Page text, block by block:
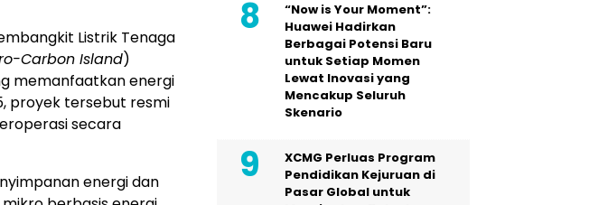
Listrik Tenaga
Carbon Island)
memanfaatkan energi
proyek tersebut resmi
secara
energi dan
“Now is Your Moment”:
Huawei Hadirkan
Berbagai Potensi Baru
untuk Setiap Momen
Lewat Inovasi yang
Mencakup Seluruh
Skenario
XCMG Perluas Program
Pendidikan Kejuruan di
Pasar Global untuk